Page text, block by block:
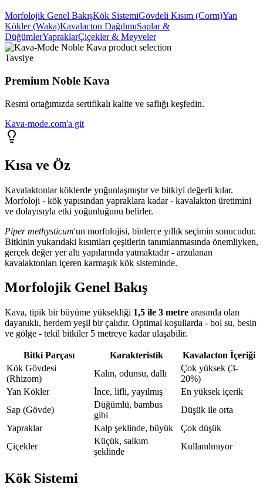
Morfolojik Genel BakışKök SistemiGövdeli Kısım (Corm)Yan
Kökler (Waka)Kavalacton DağılımıSaplar &
DüğümlerYapraklarÇiçekler & Meyveler
Tavsiye
Premium Noble Kava
Resmi ortağımızda sertifikalı kalite ve saflığı keşfedin.
Kava-mode.com'a git
Kısa ve Öz
Kavalaktonlar köklerde yoğunlaşmıştır ve bitkiyi değerli kılar.
Morfoloji - kök yapısından yapraklara kadar - kavalakton üretimini
ve dolayısıyla etki yoğunluğunu belirler.
Piper methysticum'un morfolojisi, binlerce yıllık seçimin sonucudur.
Bitkinin yukarıdaki kısımları çeşitlerin tanımlanmasında önemliyken,
gerçek değer yer altı yapılarında yatmaktadır - arzulanan
kavalaktonları içeren karmaşık kök sisteminde.
Morfolojik Genel Bakış
Kava, tipik bir büyüme yüksekliği 1,5 ile 3 metre arasında olan
dayanıklı, herdem yeşil bir çalıdır. Optimal koşullarda - bol su, besin
ve gölge - tekil bitkiler 5 metreye kadar ulaşabilir.
Bitki Parçası Karakteristik
Kavalacton İçeriği
Kök Gövdesi
(Rhizom)
Kalın, odunsu, dallı
Çok yüksek (3-
20%)
Yan Kökler
İnce, lifli, yayılmış
En yüksek içerik
Sap (Gövde)
Düğümlü, bambus
gibi
Düşük ile orta
Yapraklar
Kalp şeklinde, büyük
Çok düşük
Çiçekler
Küçük, salkım
şeklinde
Kullanılmıyor
Kök Sistemi